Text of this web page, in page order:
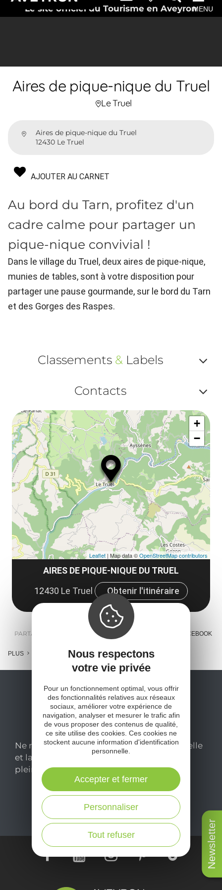
Le site officiel du Tourisme en Aveyron
Newsletter
MENU
Aires de pique-nique du Truel
Le Truel
Aires de pique-nique du Truel
12430 Le Truel
AJOUTER AU CARNET
Au bord du Tarn, profitez d'un
cadre calme pour partager un
pique-nique convivial !
Dans le village du Truel, deux aires de pique-nique,
munies de tables, sont à votre disposition pour
partager une pause gourmande, sur le bord du Tarn
et des Gorges des Raspes.
Classements &Labels
ou
Contacts
ou
AIRES DE PIQUE-NIQUE DU TRUEL
12430 Le Truel
Obtenir l'itinéraire
+
−
Leaflet | Map data ©OpenStreetMap contributors
PARTAGER : E-MAIL MESSENGER FACEBOOK
PLUS
Ne manquez pas notre newsletter mensuelle
et laissez-vous inspirer pour profiter
pleinement de votre séjour en Aveyron.
Je m'abonne ici
Nous respectons
votre vie privée
Pour un fonctionnement optimal, vous offrir
des fonctionnalités relatives aux réseaux
sociaux, améliorer votre expérience de
navigation, analyser et mesurer le trafic afin
de vous proposer des contenus de qualité,
ce site utilise des cookies. Ces cookies ne
stockent aucune information d'identification
personnelle.
Tout refuser
Personnaliser
Accepter et fermer